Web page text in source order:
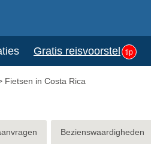
Gratis reisvoorstel tip
Fietsen in Costa Rica
Bezienswaardigheden